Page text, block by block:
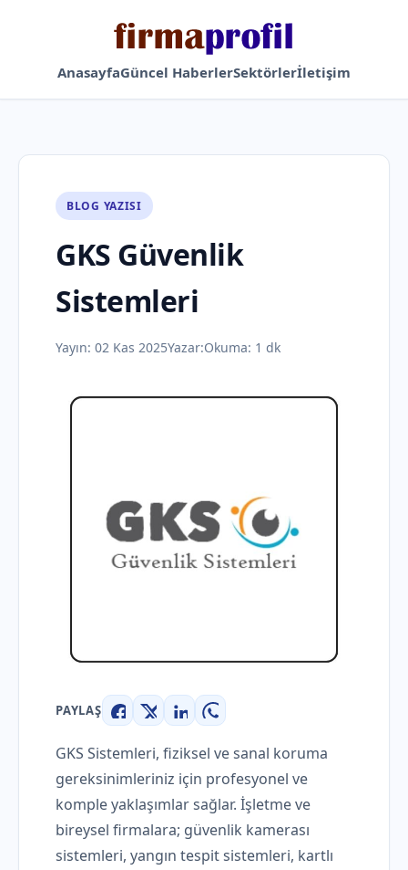
AnasayfaGüncel HaberlerSektörlerİletişim
BLOG YAZISI
GKS Güvenlik
Sistemleri
Yayın: 02 Kas 2025Yazar:Okuma: 1 dk
PAYLAŞ
Facebook
X LinkedInWhatsApp
GKS Sistemleri, fiziksel ve sanal koruma
gereksinimleriniz için profesyonel ve
komple yaklaşımlar sağlar. İşletme ve
bireysel firmalara; güvenlik kamerası
sistemleri, yangın tespit sistemleri, kartlı